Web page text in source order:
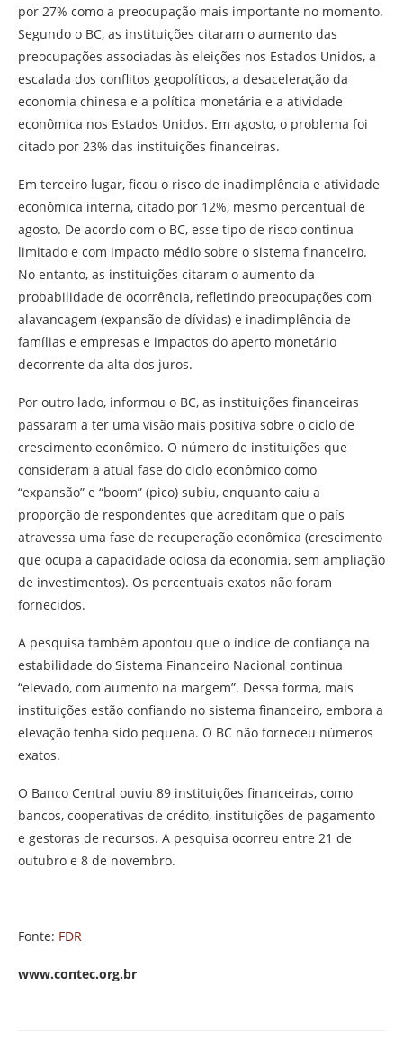
por 27% como a preocupação mais importante no momento.
Segundo o BC, as instituições citaram o aumento das
preocupações associadas às eleições nos Estados Unidos, a
escalada dos conflitos geopolíticos, a desaceleração da
economia chinesa e a política monetária e a atividade
econômica nos Estados Unidos. Em agosto, o problema foi
citado por 23% das instituições financeiras.
Em terceiro lugar, ficou o risco de inadimplência e atividade
econômica interna, citado por 12%, mesmo percentual de
agosto. De acordo com o BC, esse tipo de risco continua
limitado e com impacto médio sobre o sistema financeiro.
No entanto, as instituições citaram o aumento da
probabilidade de ocorrência, refletindo preocupações com
alavancagem (expansão de dívidas) e inadimplência de
famílias e empresas e impactos do aperto monetário
decorrente da alta dos juros.
Por outro lado, informou o BC, as instituições financeiras
passaram a ter uma visão mais positiva sobre o ciclo de
crescimento econômico. O número de instituições que
consideram a atual fase do ciclo econômico como
“expansão” e “boom” (pico) subiu, enquanto caiu a
proporção de respondentes que acreditam que o país
atravessa uma fase de recuperação econômica (crescimento
que ocupa a capacidade ociosa da economia, sem ampliação
de investimentos). Os percentuais exatos não foram
fornecidos.
A pesquisa também apontou que o índice de confiança na
estabilidade do Sistema Financeiro Nacional continua
“elevado, com aumento na margem”. Dessa forma, mais
instituições estão confiando no sistema financeiro, embora a
elevação tenha sido pequena. O BC não forneceu números
exatos.
O Banco Central ouviu 89 instituições financeiras, como
bancos, cooperativas de crédito, instituições de pagamento
e gestoras de recursos. A pesquisa ocorreu entre 21 de
outubro e 8 de novembro.
Fonte: FDR
www.contec.org.br